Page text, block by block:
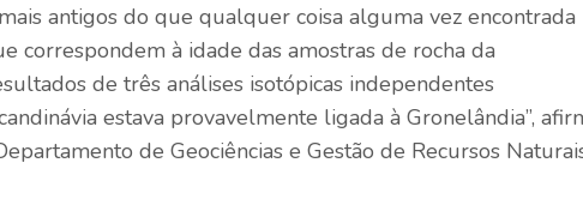
antigos do que qualquer coisa alguma vez encontrada
correspondem à idade das amostras de rocha da
de três análises isotópicas independentes
estava provavelmente ligada à Gronelândia”,
de Geociências e Gestão de Recursos